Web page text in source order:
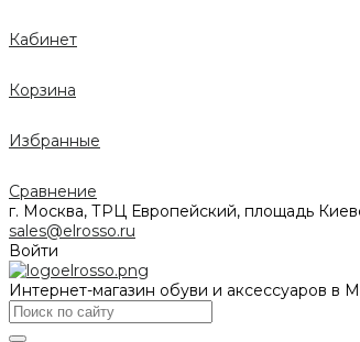
Кабинет
Корзина
Избранные
Сравнение
г. Москва, ТРЦ Европейский, площадь
sales@elrosso.ru
Войти
Интернет-магазин обуви и аксессуаров в